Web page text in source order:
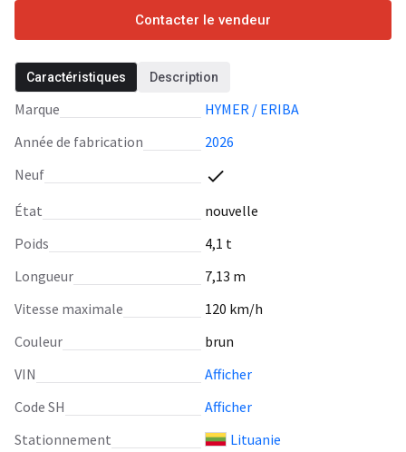
Contacter le vendeur
Caractéristiques Description
Marque
HYMER / ERIBA
Année de fabrication
2026
Neuf
État
nouvelle
Poids
4,1 t
Longueur
7,13 m
Vitesse maximale
120 km/h
Сouleur
brun
VIN
Afficher
Code SH
Afficher
Stationnement
Lituanie